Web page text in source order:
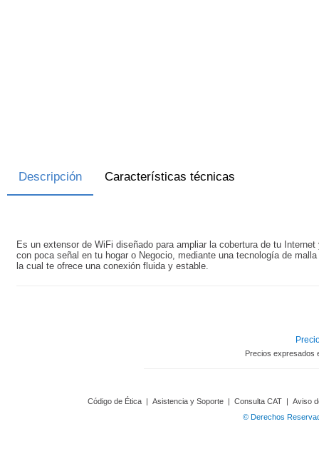
Descripción Características técnicas
Es un extensor de WiFi diseñado para ampliar la cobertura de tu
con poca señal en tu hogar o Negocio, mediante una tecnología de
la cual te ofrece una conexión fluida y estable.
Precios expresados
Código de Ética | Asistencia y Soporte | Consulta CAT | Aviso
© Derechos